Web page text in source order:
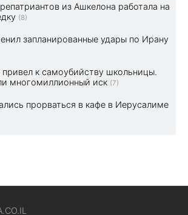
из Ашкелона работала на
(8)
запланированные удары по Ирану
к самоубийству школьницы.
многомиллионный иск (7)
прорваться в кафе в Иерусалиме